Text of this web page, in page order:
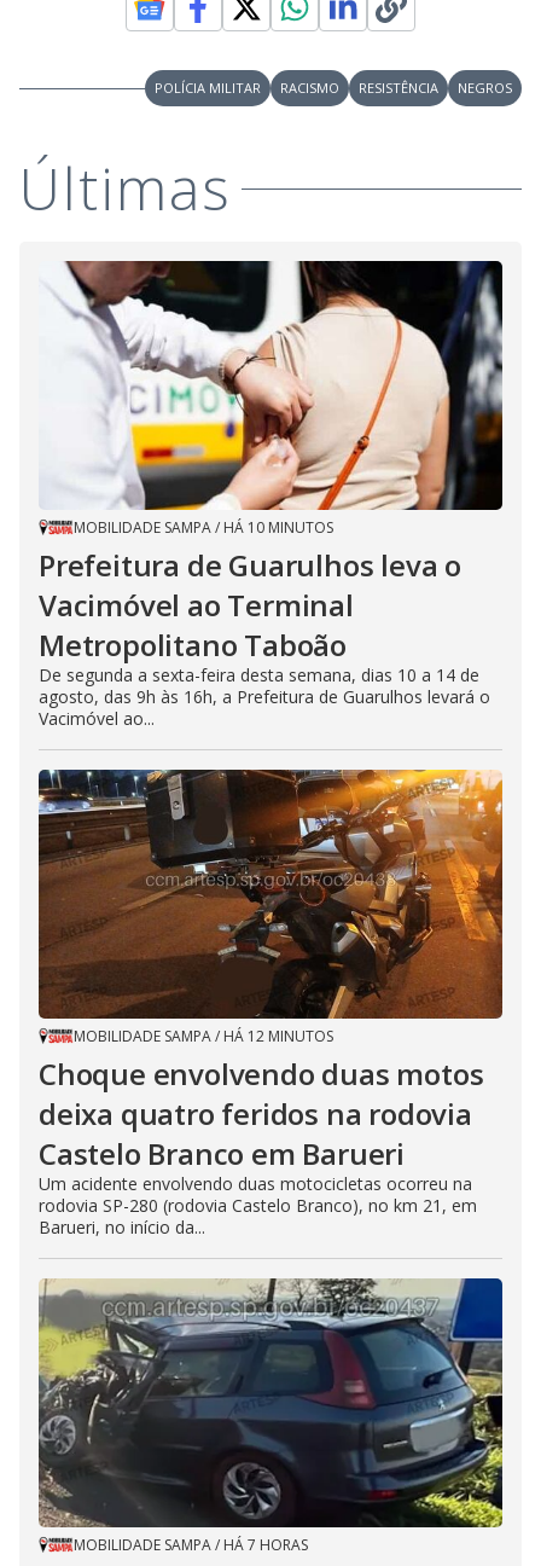
POLÍCIA MILITAR RACISMO RESISTÊNCIA NEGROS
Últimas
MOBILIDADE SAMPA/ HÁ 10 MINUTOS
Prefeitura de Guarulhos leva o
Vacimóvel ao Terminal
Metropolitano Taboão
De segunda a sexta-feira desta semana, dias 10 a 14 de
agosto, das 9h às 16h, a Prefeitura de Guarulhos levará o
Vacimóvel ao...
MOBILIDADE SAMPA/ HÁ 12 MINUTOS
Choque envolvendo duas motos
deixa quatro feridos na rodovia
Castelo Branco em Barueri
Um acidente envolvendo duas motocicletas ocorreu na
rodovia SP-280 (rodovia Castelo Branco), no km 21, em
Barueri, no início da...
MOBILIDADE SAMPA/ HÁ 7 HORAS